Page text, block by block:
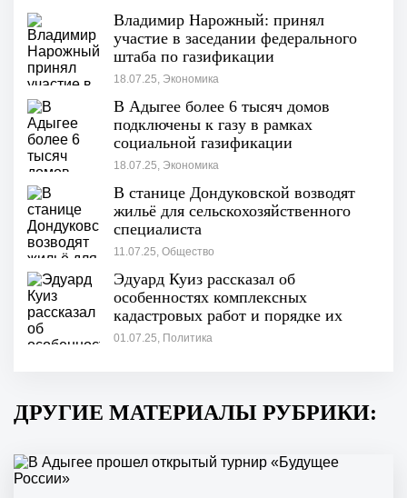
Владимир Нарожный: принял
участие в заседании федерального
штаба по газификации
18.07.25, Экономика
В Адыгее более 6 тысяч домов
подключены к газу в рамках
социальной газификации
18.07.25, Экономика
В станице Дондуковской возводят
жильё для сельскохозяйственного
специалиста
11.07.25, Общество
Эдуард Куиз рассказал об
особенностях комплексных
кадастровых работ и порядке их
проведения
01.07.25, Политика
ДРУГИЕ МАТЕРИАЛЫ РУБРИКИ: